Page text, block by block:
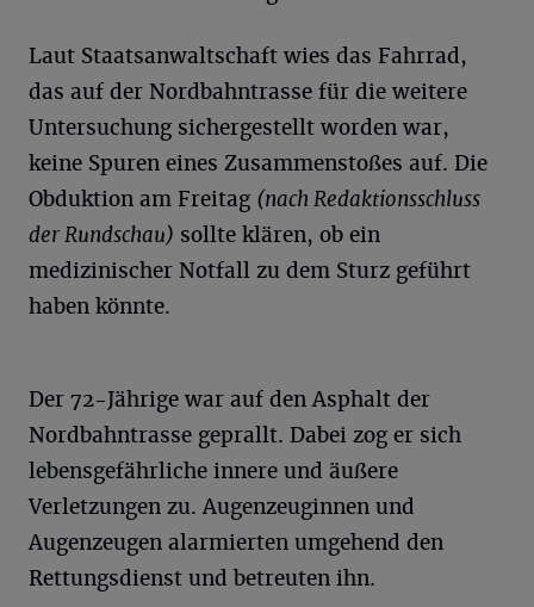
Laut Staatsanwaltschaft wies das Fahrrad,
das auf der Nordbahntrasse für die weitere
Untersuchung sichergestellt worden war,
keine Spuren eines Zusammenstoßes auf. Die
Obduktion am Freitag (nach Redaktionsschluss
der Rundschau) sollte klären, ob ein
medizinischer Notfall zu dem Sturz geführt
haben könnte.
Der 72-Jährige war auf den Asphalt der
Nordbahntrasse geprallt. Dabei zog er sich
lebensgefährliche innere und äußere
Verletzungen zu. Augenzeuginnen und
Augenzeugen alarmierten umgehend den
Rettungsdienst und betreuten ihn.